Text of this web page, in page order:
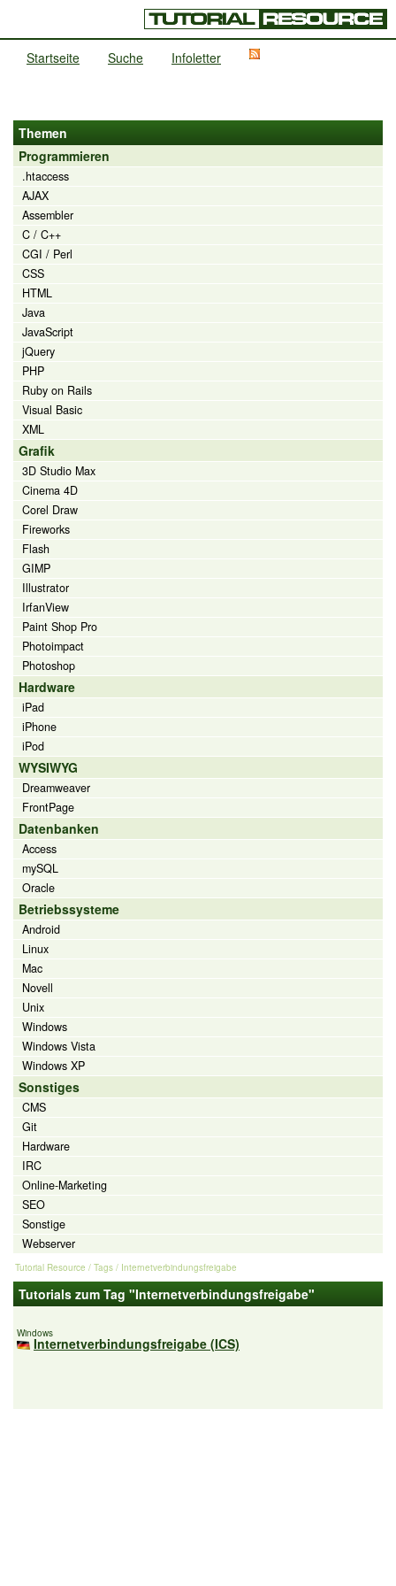
Startseite Suche Infoletter
Themen
Programmieren
.htaccess
AJAX
Assembler
C / C++
CGI / Perl
CSS
HTML
Java
JavaScript
jQuery
PHP
Ruby on Rails
Visual Basic
XML
Grafik
3D Studio Max
Cinema 4D
Corel Draw
Fireworks
Flash
GIMP
Illustrator
IrfanView
Paint Shop Pro
Photoimpact
Photoshop
Hardware
iPad
iPhone
iPod
WYSIWYG
Dreamweaver
FrontPage
Datenbanken
Access
mySQL
Oracle
Betriebssysteme
Android
Linux
Mac
Novell
Unix
Windows
Windows Vista
Windows XP
Sonstiges
CMS
Git
Hardware
IRC
Online-Marketing
SEO
Sonstige
Webserver
Tutorial Resource / Tags / Internetverbindungsfreigabe
Tutorials zum Tag "Internetverbindungsfreigabe"
Windows
Internetverbindungsfreigabe (ICS)